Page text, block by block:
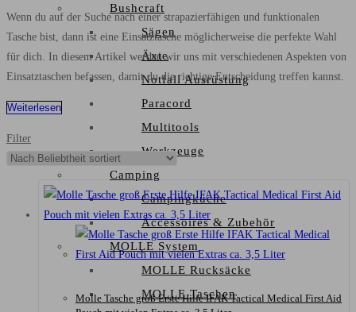
Bushcraft
Sägen
Äxte
Notfall Ausrüstung
Paracord
Multitools
Werkzeuge
Camping
Campingküche
Accessoires & Zubehör
MOLLE System
MOLLE Rucksäcke
MOLLE Taschen
Wenn du auf der Suche nach einer strapazierfähigen und funktionalen
Tasche bist, dann ist eine Einsatztasche möglicherweise die perfekte Wahl
für dich. In diesem Artikel werden wir uns mit verschiedenen Aspekten von
Einsatztaschen befassen, damit du die richtige Entscheidung treffen kannst.
Weiterlesen
Filter
Molle Tasche groß Erste Hilfe IFAK Tactical Medical First Aid